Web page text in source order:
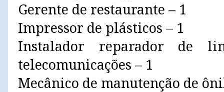
Gerente de restaurante – 1
Impressor de plásticos – 1
Instalador reparador de
telecomunicações – 1
Mecânico de manutenção de